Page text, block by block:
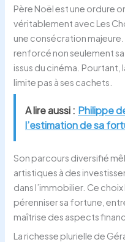
Père Noël est une ordure
véritablement avec Les
une consécration
renforcé non seulement
issus du cinéma. Pourtant,
limite pas à ses cachets.
A lire aussi : Philippe
l’estimation de sa
Son parcours diversifié
artistiques à des
dans l’immobilier. Ce
pérenniser sa fortune,
maîtrise des aspects
La richesse plurielle de